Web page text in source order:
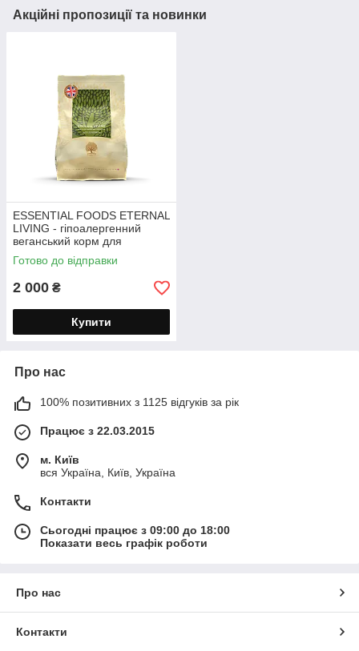
Акційні пропозиції та новинки
ESSENTIAL FOODS ETERNAL
LIVING - гіпоалергенний
веганський корм для
дорослих собак з чутливим
травленням 2,5кг
Готово до відправки
2 000 ₴
Купити
Про нас
100% позитивних з 1125 відгуків за рік
Працює з 22.03.2015
м. Київ
вся Україна, Київ, Україна
Контакти
Сьогодні працює з 09:00 до 18:00
Показати весь графік роботи
Про нас
Контакти